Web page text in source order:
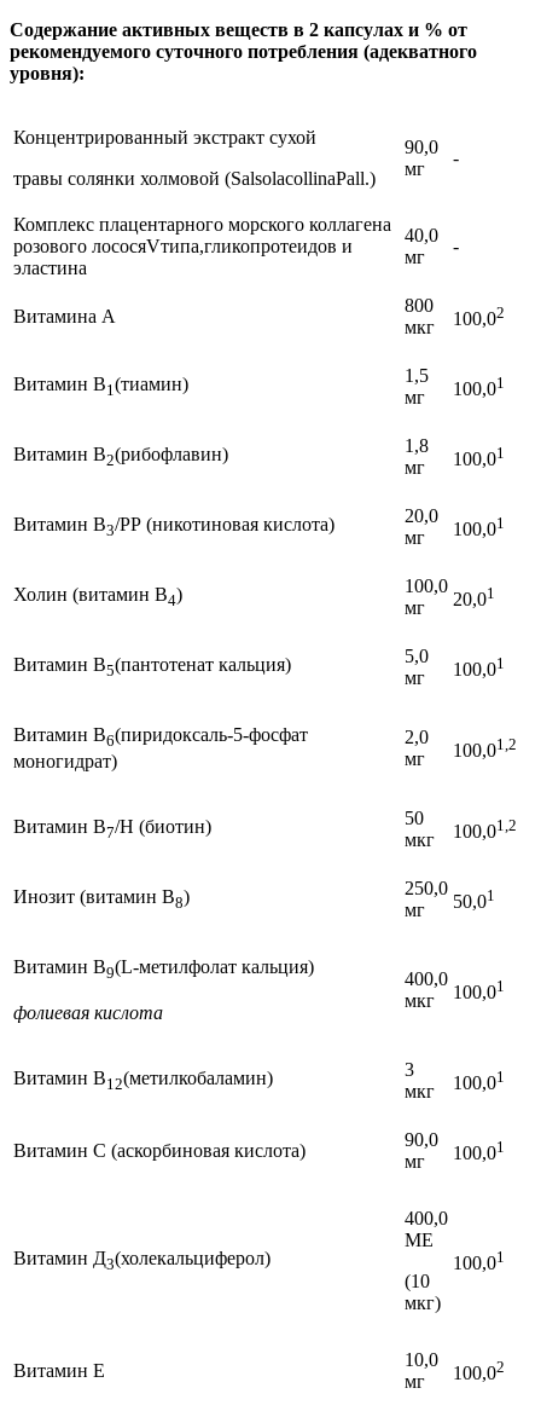
Содержание активных веществ в 2 капсулах и % от
рекомендуемого суточного потребления (адекватного
уровня):
Концентрированный экстракт сухой
травы солянки холмовой (SalsolacollinaPall.)
90,0
мг
-
Комплекс плацентарного морского коллагена
розового лососяVтипа,гликопротеидов и
эластина
40,0
мг
-
Витамина А
800
мкг
100,02
Витамин В1 (тиамин)
1,5
мг
100,01
Витамин В2(рибофлавин)
1,8
мг
100,01
Витамин В3/РР (никотиновая кислота)
20,0
мг
100,01
Холин (витамин В4)
100,0
мг
20,01
Витамин В5(пантотенат кальция)
5,0
мг
100,01
Витамин В6(пиридоксаль-5-фосфат
моногидрат)
2,0
мг
100,01,2
Витамин В7/Н (биотин)
50
мкг
100,01,2
Инозит (витамин В8)
250,0
мг
50,01
Витамин В9(L-метилфолат кальция)
фолиевая кислота
400,0
мкг
100,01
Витамин В12(метилкобаламин)
3
мкг
100,01
Витамин С (аскорбиновая кислота)
90,0
мг
100,01
Витамин Д3(холекальциферол)
400,0
МЕ
(10
мкг)
100,01
Витамин Е
10,0
мг
100,02